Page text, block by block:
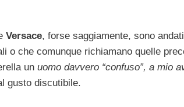
Versace, forse saggiamente, sono
o che comunque richiamano quelle
un uomo davvero “confuso”, a mio
gusto discutibile.